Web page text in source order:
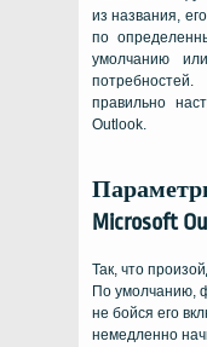
из названия,
по
умолчанию
правильно
Outlook.
Microsoft
Так, что
По умолчанию,
не бойся его
немедленно